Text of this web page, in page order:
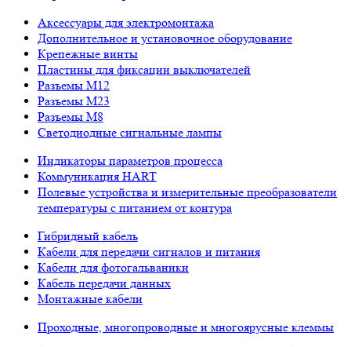
Аксессуары для электромонтажа
Дополнительное и установочное оборудование
Крепежные винты
Пластины для фиксации выключателей
Разъемы M12
Разъемы M23
Разъемы M8
Светодиодные сигнальные лампы
Индикаторы параметров процесса
Коммуникация HART
Полевые устройства и измерительные преобразователи
температуры с питанием от контура
Гибридный кабель
Кабели для передачи сигналов и питания
Кабели для фотогальваники
Кабель передачи данных
Монтажные кабели
Проходные, многопроводные и многоярусные клеммы